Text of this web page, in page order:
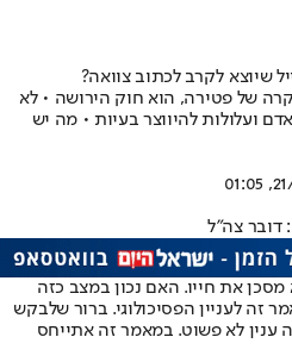
שיוצא לקרב לכתוב צוואה?
של פטירה, הוא חוק הירושה • לא
ועלולות להיווצר בעיות • מה יש
21/
דובר צה"ל
מסכן את חייו. האם נכון במצב כזה
זה לעניין הפסיכולוגי. ברור שלבקש
ענין לא פשוט. במאמר זה אתייחס